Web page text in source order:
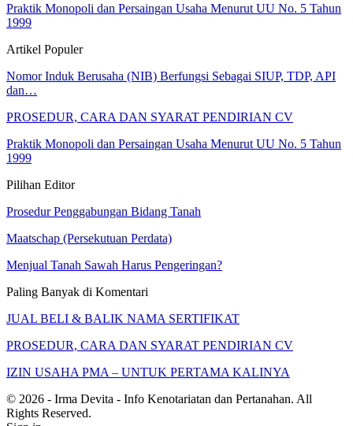
Praktik Monopoli dan Persaingan Usaha Menurut UU No. 5 Tahun
1999
Artikel Populer
Nomor Induk Berusaha (NIB) Berfungsi Sebagai SIUP, TDP, API
dan…
PROSEDUR, CARA DAN SYARAT PENDIRIAN CV
Praktik Monopoli dan Persaingan Usaha Menurut UU No. 5 Tahun
1999
Pilihan Editor
Prosedur Penggabungan Bidang Tanah
Maatschap (Persekutuan Perdata)
Menjual Tanah Sawah Harus Pengeringan?
Paling Banyak di Komentari
JUAL BELI & BALIK NAMA SERTIFIKAT
PROSEDUR, CARA DAN SYARAT PENDIRIAN CV
IZIN USAHA PMA – UNTUK PERTAMA KALINYA
© 2026 - Irma Devita - Info Kenotariatan dan Pertanahan. All
Rights Reserved.